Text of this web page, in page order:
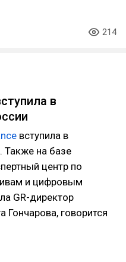
214
в
вступила в
Также на базе
центр по
и цифровым
GR-директор
Гончарова, говорится